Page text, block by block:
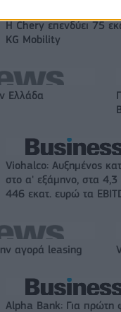
Η Chery επενδύει 75
KG Mobility
Ελλάδα
Viohalco: Αυξημένος
στο α' εξάμηνο, στα 4,3
446 εκατ. ευρώ τα
αγορά leasing
Alpha Bank: Για πρώτη